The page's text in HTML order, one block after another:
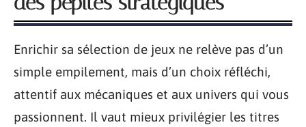
Enrichir sa sélection de jeux ne relève pas d’un
simple empilement, mais d’un choix réfléchi,
attentif aux mécaniques et aux univers qui vous
passionnent. Il vaut mieux privilégier les titres